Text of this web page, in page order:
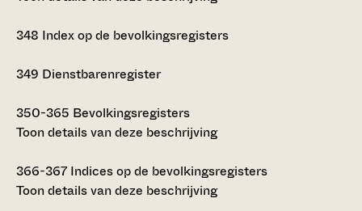
348 Index op de bevolkingsregisters
349 Dienstbarenregister
350-365 Bevolkingsregisters
Toon details van deze beschrijving
366-367 Indices op de bevolkingsregisters
Toon details van deze beschrijving